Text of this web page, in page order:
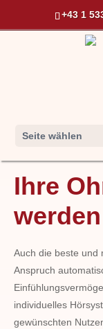
+43 1
Seite wählen
Ihre
Auch die beste und
Anspruch
individuelles
gewünschten